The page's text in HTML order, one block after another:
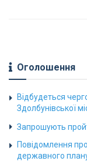
Оголошення
Відбудеться
Здолбунівської
Запрошують
Повідомлення
державного